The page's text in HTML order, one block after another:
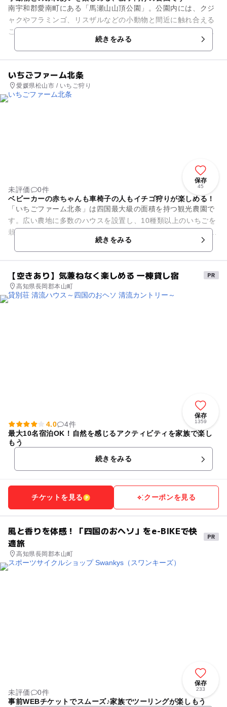
南宇和郡愛南町にある「馬瀬山山頂公園」。公園内には、クジ
ャクやフラミンゴ、リスザルなどの小動物と間近に触れ合える
こども動物園があります。放し飼いになっているので、動物と
気軽にふれあうことができま...続きをみる
いちごファーム北条
愛媛県松山市 / いちご狩り
保存
45
未評価
0件
ベビーカーの赤ちゃんも車椅子の人もイチゴ狩りが楽しめる！
「いちごファーム北条」は四国最大級の面積を持つ観光農園で
す。広い農地に多数のハウスを設置し、10種類以上のいちごを
栽培しています。 ハウス内はバリアフリーになっているので、
続きをみる
【空きあり】気兼ねなく楽しめる 一棟貸し宿
高知県長岡郡本山町
保存
1359
4.0
4件
最大10名宿泊OK！自然を感じるアクティビティを家族で楽し
もう
続きをみる
チケットを見る クーポンを見る
風と香りを体感！「四国のおヘソ」をe-BIKEで快
適旅
高知県長岡郡本山町
保存
233
未評価
0件
事前WEBチケットでスムーズ♪家族でツーリングが楽しもう